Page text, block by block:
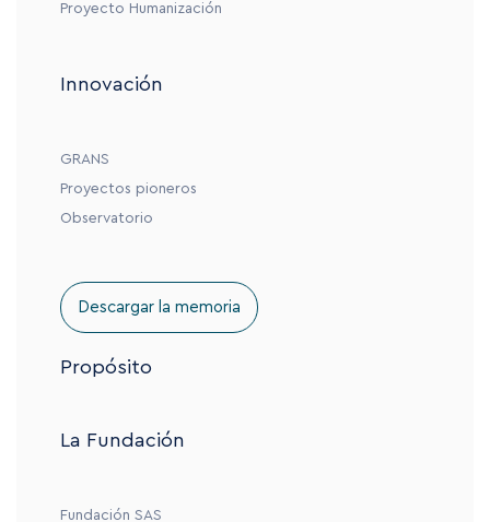
Proyecto Humanización
Innovación
GRANS
Proyectos pioneros
Observatorio
Descargar la memoria
Propósito
La Fundación
Fundación SAS